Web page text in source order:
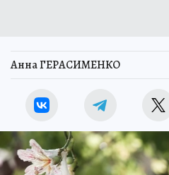
Анна ГЕРАСИМЕНКО